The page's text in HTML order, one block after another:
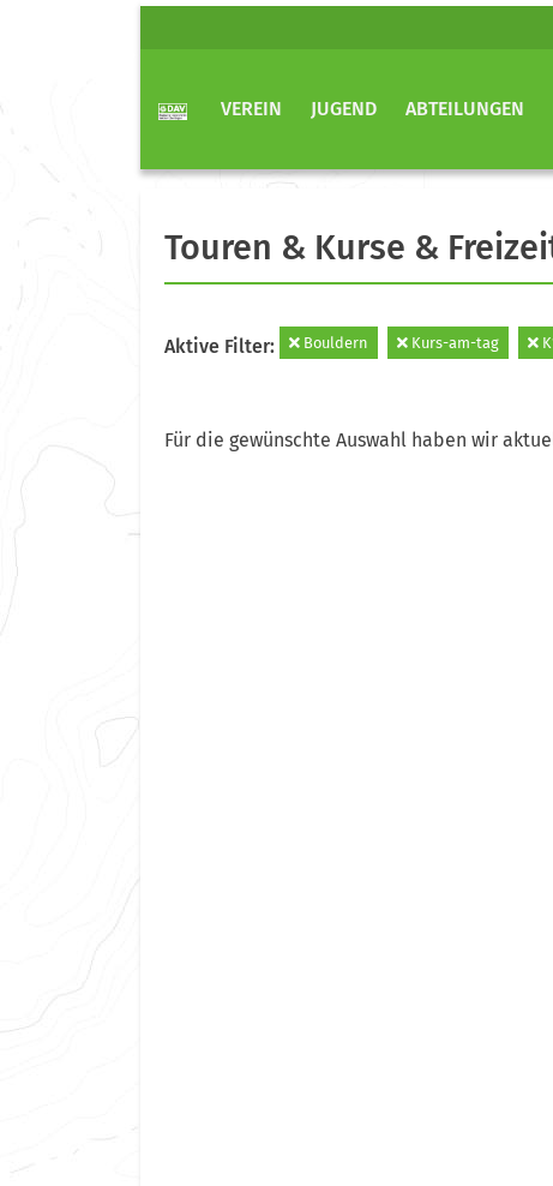
VEREIN JUGEND ABTEILUNGEN
Touren & Kurse &
Aktive Filter: Bouldern Kurs-am-tag
Für die gewünschte Auswahl haben wir